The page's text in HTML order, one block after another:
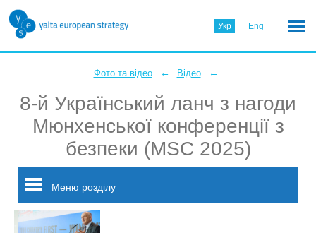
Укр Eng
Фото та відео ← Відео ←
8-й Український ланч з нагоди
Мюнхенської конференції з
безпеки (MSC 2025)
Меню розділу